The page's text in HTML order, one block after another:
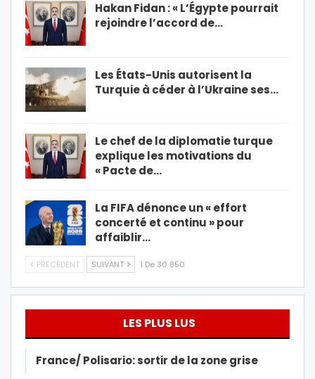
Hakan Fidan : « L’Égypte pourrait
rejoindre l’accord de…
Les États-Unis autorisent la
Turquie à céder à l’Ukraine ses…
Le chef de la diplomatie turque
explique les motivations du
« Pacte de…
La FIFA dénonce un « effort
concerté et continu » pour
affaiblir…
PRÉCÉDENT SUIVANT 1 De 30 850
LES PLUS LUS
France/ Polisario: sortir de la zone grise